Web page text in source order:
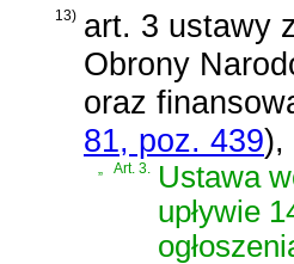
13) art. 3 ustawy
Obrony
oraz
81, poz. 439),
„ Art. 3. Ustawa
upływie